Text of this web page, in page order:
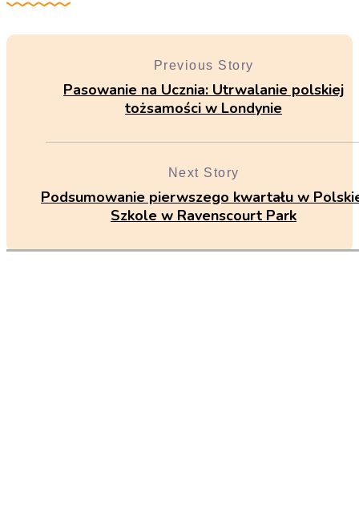
Previous Story
Pasowanie na Ucznia: Utrwalanie polskiej
tożsamości w Londynie
Next Story
Podsumowanie pierwszego kwartału w
Szkole w Ravenscourt Park